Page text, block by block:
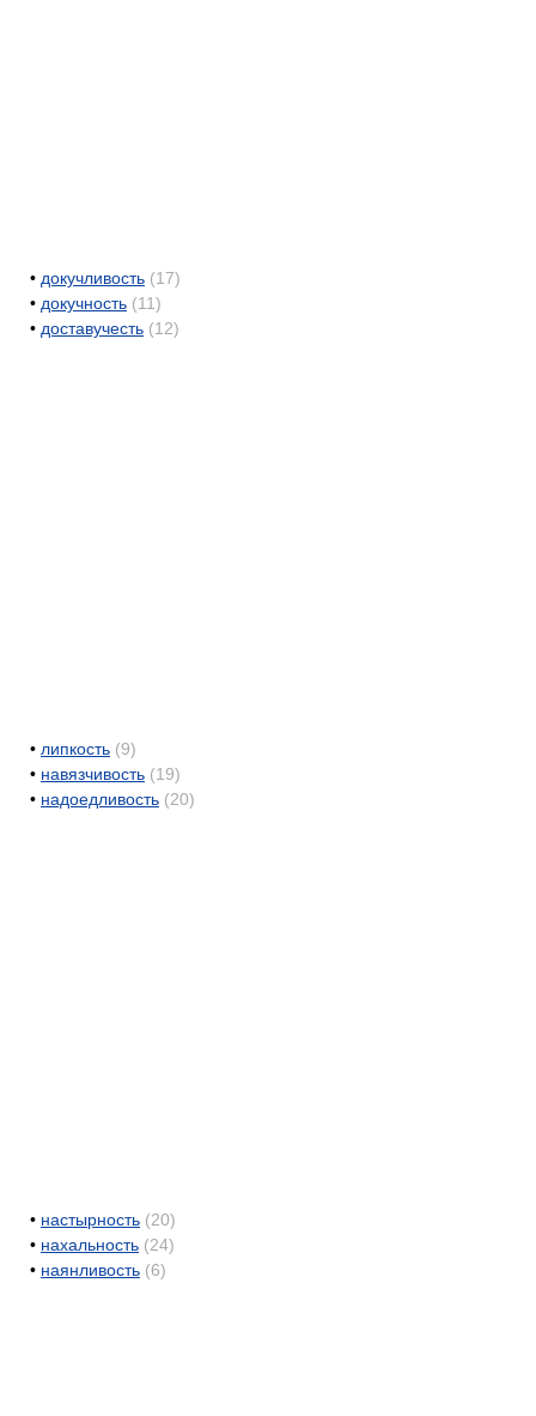
• докучливость (17)
• докучность (11)
• доставучесть (12)
• липкость (9)
• навязчивость (19)
• надоедливость (20)
• настырность (20)
• нахальность (24)
• наянливость (6)